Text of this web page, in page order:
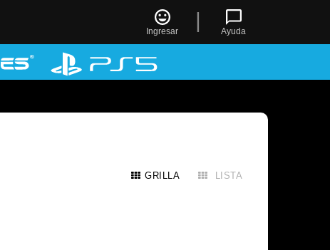
Ingresar | Ayuda
GRILLA LISTA